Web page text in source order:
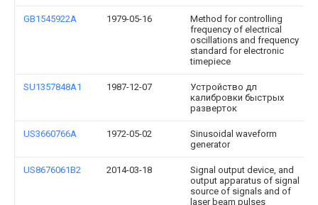
GB1545922A 1979-05-16
Method for controlling
frequency of electrical
oscillations and frequency
standard for electronic
timepiece
SU1357848A1 1987-12-07
Устройство дл
калибровки быстрых
разверток
US3660766A 1972-05-02
Sinusoidal waveform
generator
US8676061B2 2014-03-18
Signal output device, and
output apparatus of signal
source of signals and of
laser beam pulses